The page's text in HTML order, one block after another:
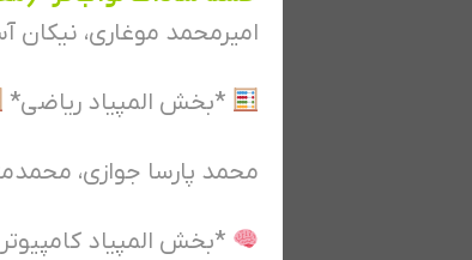
امیرمحمد موغاری،
*بخش المپیاد ریاضی*
محمد پارسا جوازی،
*بخش المپیاد